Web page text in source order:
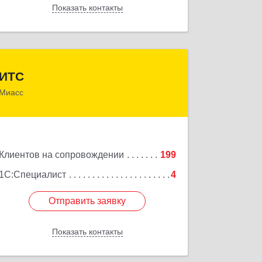
Показать контакты
Назад
ИТС
Миасс
Клиентов на сопровождении
199
1С:Специалист
4
Отправить заявку
Показать контакты
Отправить заявку
Назад